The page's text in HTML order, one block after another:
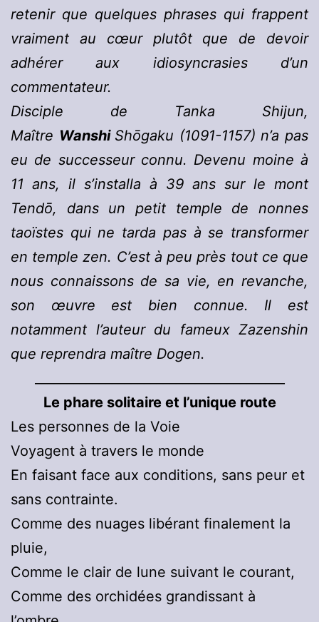
retenir que quelques phrases qui frappent
vraiment au cœur plutôt que de devoir
adhérer aux idiosyncrasies d’un
commentateur.
Disciple de Tanka Shijun,
Maître Wanshi Shōgaku (1091-1157) n’a pas
eu de successeur connu. Devenu moine à
11 ans, il s’installa à 39 ans sur le mont
Tendō, dans un petit temple de nonnes
taoïstes qui ne tarda pas à se transformer
en temple zen. C’est à peu près tout ce que
nous connaissons de sa vie, en revanche,
son œuvre est bien connue. Il est
notamment l’auteur du fameux Zazenshin
que reprendra maître Dogen.
Le phare solitaire et l’unique route
Les personnes de la Voie
Voyagent à travers le monde
En faisant face aux conditions, sans peur et
sans contrainte.
Comme des nuages libérant finalement la
pluie,
Comme le clair de lune suivant le courant,
Comme des orchidées grandissant à